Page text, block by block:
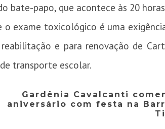
bate-papo, que acontece às 20
exame toxicológico é uma
e para renovação de
transporte escolar.
Gardênia Cavalcanti
aniversário com festa na